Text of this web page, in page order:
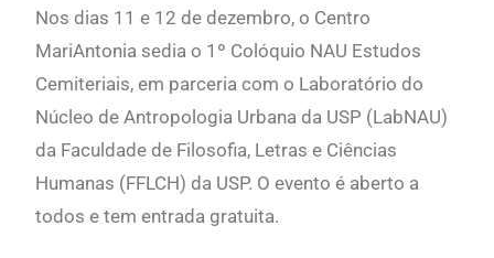
Nos dias 11 e 12 de dezembro, o Centro
MariAntonia sedia o 1º Colóquio NAU Estudos
Cemiteriais, em parceria com o Laboratório do
Núcleo de Antropologia Urbana da USP (LabNAU)
da Faculdade de Filosofia, Letras e Ciências
Humanas (FFLCH) da USP. O evento é aberto a
todos e tem entrada gratuita.